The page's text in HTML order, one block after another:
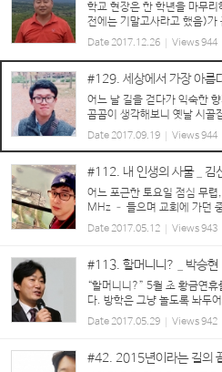
학교 현장은 한 학년을 마무
전에는 기말고사라고 했음)가
면서 학생들이 자신의 생활기
공하고 있다. 고3 수험생은 포
Date2017.12.26 Views944
#129. 세상에서 가장 아름
어느 날 길을 걷다가 익숙한
곰곰이 생각해보니 옛날 시골
머니가 계신 시골에 내려가서
에서 태어나 빌라와 ...
Date2017.09.19 Views944
#112. 내 인생의 사물 _ 김
어느 포근한 토요일 점심 무
MHz – 들으며 교회에 가던
프로그램, 개그우먼 박지선 씨
왔다. 이 날 코너에서는 여러
Date2017.05.12 Views943
#113. 할머니니? _ 박승현
“할머니니?” 5월 초 황금연
다. 방학은 그냥 놀도록 놔두
를 주는지(교장선생님은 학생
까지 일부 과제는 부모의 몫이
Date2017.05.29 Views942
#42. 2015년이라는 길의